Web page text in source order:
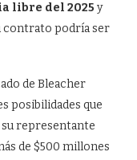
libre del 2025 y
contrato podría ser
de Bleacher
posibilidades que
su representante
de $500 millones